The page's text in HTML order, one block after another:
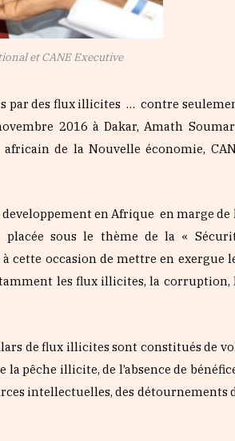
et CANE Executive
par des flux illicites … contre
2016 à Dakar, Amath
de la Nouvelle économie,
en Afrique en marge de
placée sous le thème de la «
cette occasion de mettre en exergue
les flux illicites, la corruption,
de flux illicites sont constitués de
pêche illicite, de l’absence de
intellectuelles, des détournements